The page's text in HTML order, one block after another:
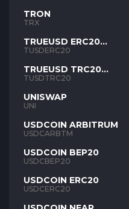
TRON
TRX
TRUEUSD ERC20
TUSD
TUSDERC20
TRUEUSD TRC20
TUSD
TUSDTRC20
UNISWAP
UNI
USDCOIN ARBITRUM
USDCARBTM
USDCOIN BEP20
USDCBEP20
USDCOIN ERC20
USDCERC20